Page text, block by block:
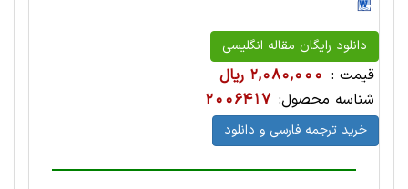
دانلود رایگان مقاله انگلیسی
قیمت : 2,080,000 ریال
شناسه محصول: 2006417
خرید ترجمه فارسی و دانلود